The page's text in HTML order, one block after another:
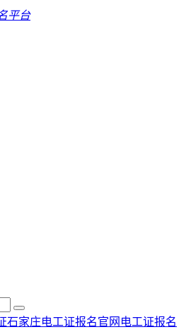
平台
石家庄电工证报名官网 电工证报名